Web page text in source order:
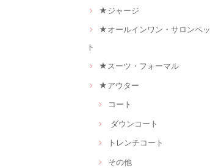
★ジャージ
★オールインワン・サロンペッ
ト
★スーツ・フォーマル
★アウター
コート
ダウンコート
トレンチコート
その他